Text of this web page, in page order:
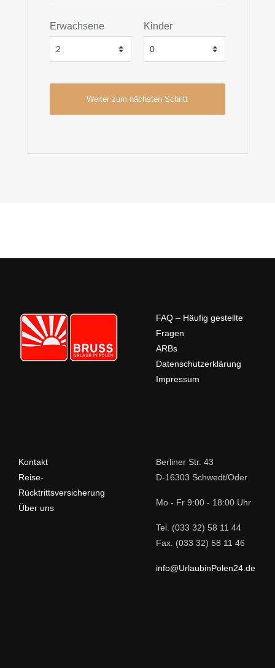
Erwachsene Kinder
FAQ – Häufig gestellte
Fragen
ARBs
Datenschutzerklärung
Impressum
Kontakt
Reise-
Rücktrittsversicherung
Über uns
Berliner Str. 43
D-16303 Schwedt/Oder
Mo - Fr 9:00 - 18:00 Uhr
Tel. (033 32) 58 11 44
Fax. (033 32) 58 11 46
info@UrlaubinPolen24.de